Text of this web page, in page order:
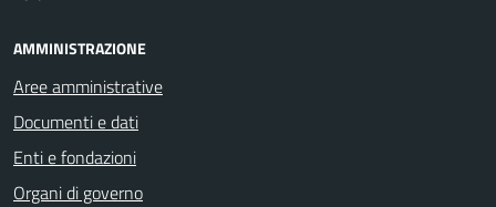
AMMINISTRAZIONE
Aree amministrative
Documenti e dati
Enti e fondazioni
Organi di governo